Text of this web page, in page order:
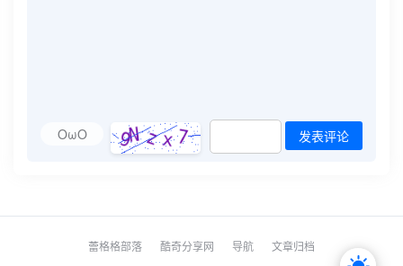
OωO 发表评论
蕾格格部落 酷奇分享网 导航 文章归档